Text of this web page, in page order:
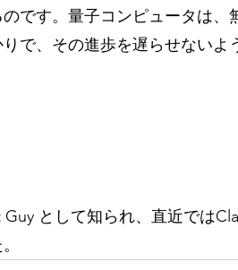
です。量子コンピュータは、
で、その進歩を遅らせないよ
として知られ、直近では